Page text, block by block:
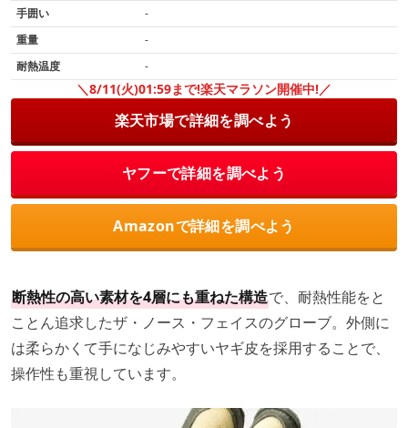
手囲い
-
重量
-
耐熱温度
-
＼8/11(火)01:59まで!楽天マラソン開催中!／
楽天市場で詳細を調べよう
ヤフーで詳細を調べよう
Amazonで詳細を調べよう
断熱性の高い素材を4層にも重ねた構造で、耐熱性能をと
ことん追求したザ・ノース・フェイスのグローブ。外側に
は柔らかくて手になじみやすいヤギ皮を採用することで、
操作性も重視しています。